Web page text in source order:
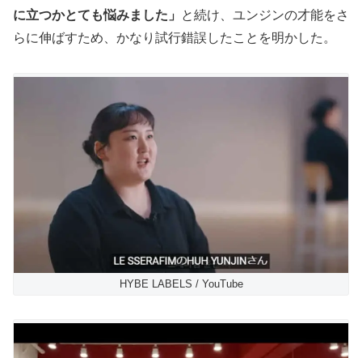
に立つかとても悩みました」
と続け、ユンジンの才能をさ
らに伸ばすため、かなり試行錯誤したことを明かした。
HYBE LABELS / YouTube